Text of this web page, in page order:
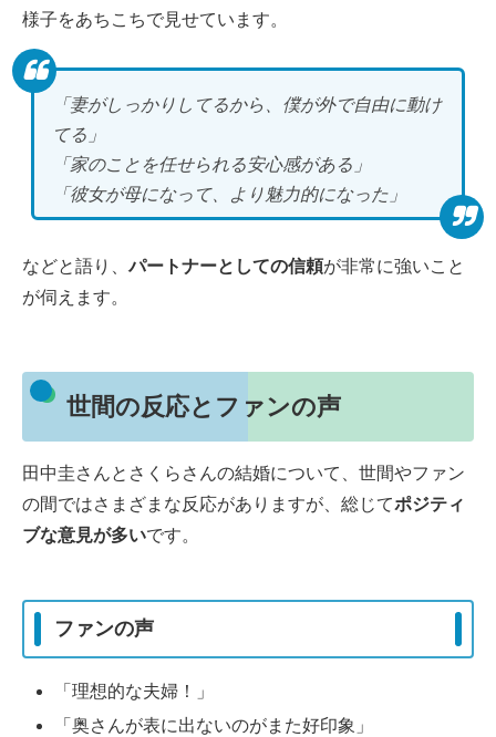
様子をあちこちで見せています。
「妻がしっかりしてるから、僕が外で自由に動け
てる」
「家のことを任せられる安心感がある」
「彼女が母になって、より魅力的になった」
などと語り、パートナーとしての信頼が非常に強いこと
が伺えます。
世間の反応とファンの声
田中圭さんとさくらさんの結婚について、世間やファン
の間ではさまざまな反応がありますが、総じてポジティ
ブな意見が多いです。
ファンの声
「理想的な夫婦！」
「奥さんが表に出ないのがまた好印象」